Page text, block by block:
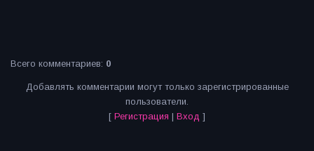
Всего комментариев: 0
Добавлять комментарии могут только зарегистрированные
пользователи.
[ Регистрация | Вход ]